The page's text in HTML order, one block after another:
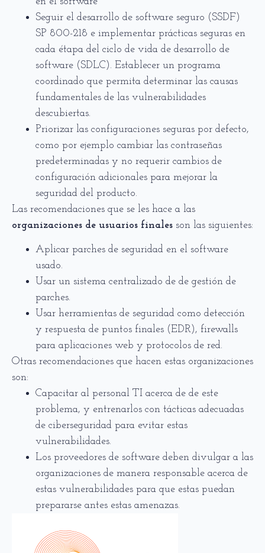
Seguir el desarrollo de software seguro (SSDF)
SP 800-218 e implementar prácticas seguras en
cada étapa del ciclo de vida de desarrollo de
software (SDLC). Establecer un programa
coordinado que permita determinar las causas
fundamentales de las vulnerabilidades
descubiertas.
Priorizar las configuraciones seguras por defecto,
como por ejemplo cambiar las contraseñas
predeterminadas y no requerir cambios de
configuración adicionales para mejorar la
seguridad del producto.
Las recomendaciones que se les hace a las
organizaciones de usuarios finales son las siguientes:
Aplicar parches de seguridad en el software
usado.
Usar un sistema centralizado de de gestión de
parches.
Usar herramientas de seguridad como detección
y respuesta de puntos finales (EDR), firewalls
para aplicaciones web y protocolos de red.
Otras recomendaciones que hacen estas organizaciones
son:
Capacitar al personal TI acerca de de este
problema, y entrenarlos con tácticas adecuadas
de ciberseguridad para evitar estas
vulnerabilidades.
Los proveedores de software deben divulgar a las
organizaciones de manera responsable acerca de
estas vulnerabilidades para que estas puedan
prepararse antes estas amenazas.